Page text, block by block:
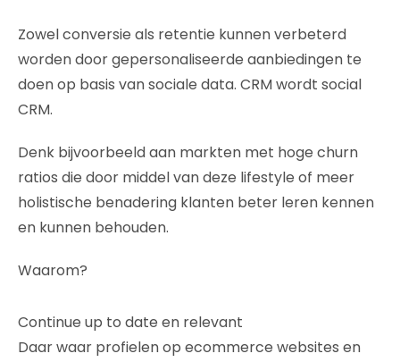
Zowel conversie als retentie kunnen verbeterd
worden door gepersonaliseerde aanbiedingen te
doen op basis van sociale data. CRM wordt social
CRM.
Denk bijvoorbeeld aan markten met hoge churn
ratios die door middel van deze lifestyle of meer
holistische benadering klanten beter leren kennen
en kunnen behouden.
Waarom?
Continue up to date en relevant
Daar waar profielen op ecommerce websites en